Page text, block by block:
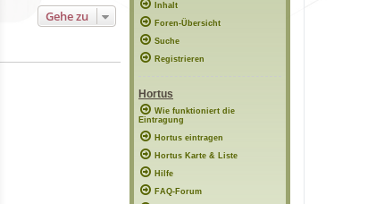
Gehe zu
Inhalt
Foren-Übersicht
Suche
Registrieren
Hortus
Wie funktioniert die
Eintragung
Hortus eintragen
Hortus Karte & Liste
Hilfe
FAQ-Forum